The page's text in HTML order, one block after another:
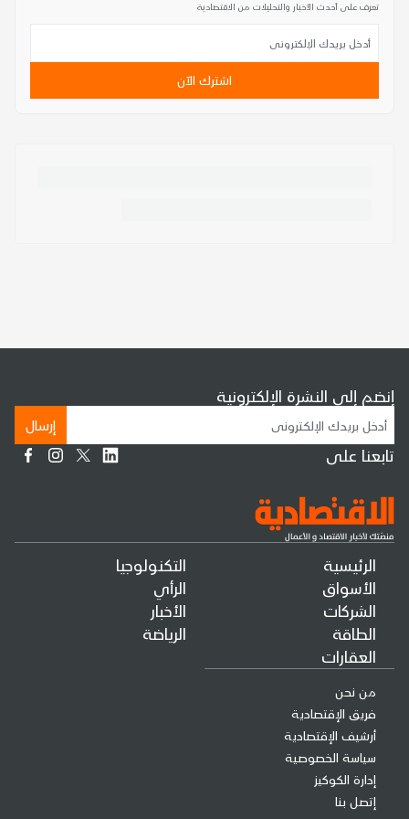
تعرف على أحدث الأخبار والتحليلات من الاقتصادية
اشترك الآن
الرئيسية
الأسواق
الشركات
الطاقة
العقارات
التكنولوجيا
الرأي
الأخبار
الرياضة
من نحن
فريق الإقتصادية
أرشيف الإقتصادية
سياسة الخصوصية
إدارة الكوكيز
إتصل بنا
إنضم إلى النشرة الإلكترونية
إرسال
تابعنا على